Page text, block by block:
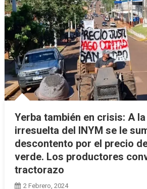
Yerba también en crisis: A
irresuelta del INYM se le
descontento por el precio
verde. Los productores
tractorazo
2 Febrero, 2024